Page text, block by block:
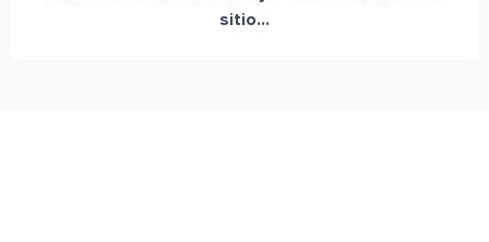
sitio...